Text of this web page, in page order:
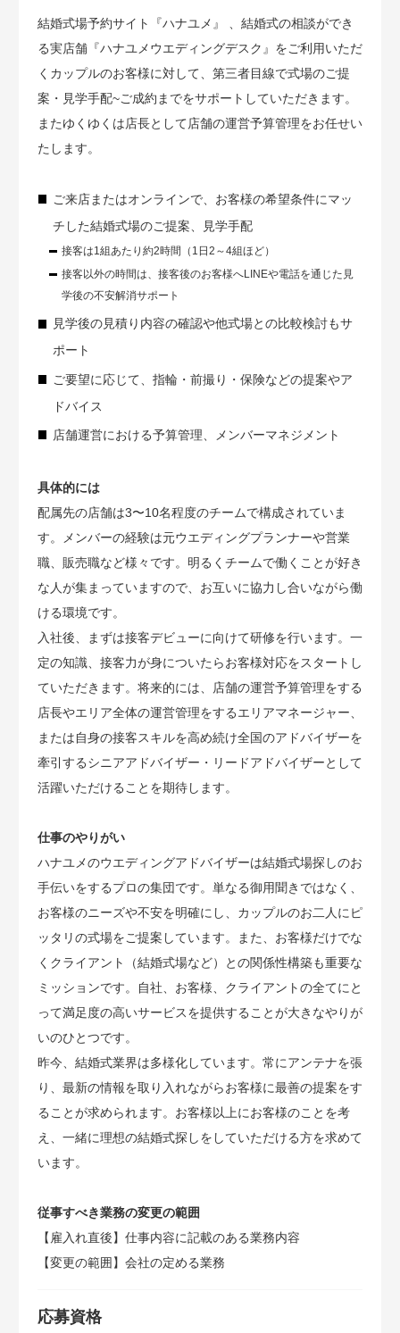
結婚式場予約サイト『ハナユメ』 、結婚式の相談ができ
る実店舗『ハナユメウエディングデスク』をご利用いただ
くカップルのお客様に対して、第三者目線で式場のご提
案・見学手配~ご成約までをサポートしていただきます。
またゆくゆくは店長として店舗の運営予算管理をお任せい
たします。
ご来店またはオンラインで、お客様の希望条件にマッ
チした結婚式場のご提案、見学手配
接客は1組あたり約2時間（1日2～4組ほど）
接客以外の時間は、接客後のお客様へLINEや電話を通じた見
学後の不安解消サポート
見学後の見積り内容の確認や他式場との比較検討もサ
ポート
ご要望に応じて、指輪・前撮り・保険などの提案やア
ドバイス
店舗運営における予算管理、メンバーマネジメント
具体的には
配属先の店舗は3〜10名程度のチームで構成されていま
す。メンバーの経験は元ウエディングプランナーや営業
職、販売職など様々です。明るくチームで働くことが好き
な人が集まっていますので、お互いに協力し合いながら働
ける環境です。
入社後、まずは接客デビューに向けて研修を行います。一
定の知識、接客力が身についたらお客様対応をスタートし
ていただきます。将来的には、店舗の運営予算管理をする
店長やエリア全体の運営管理をするエリアマネージャー、
または自身の接客スキルを高め続け全国のアドバイザーを
牽引するシニアアドバイザー・リードアドバイザーとして
活躍いただけることを期待します。
仕事のやりがい
ハナユメのウエディングアドバイザーは結婚式場探しのお
手伝いをするプロの集団です。単なる御用聞きではなく、
お客様のニーズや不安を明確にし、カップルのお二人にピ
ッタリの式場をご提案しています。また、お客様だけでな
くクライアント（結婚式場など）との関係性構築も重要な
ミッションです。自社、お客様、クライアントの全てにと
って満足度の高いサービスを提供することが大きなやりが
いのひとつです。
昨今、結婚式業界は多様化しています。常にアンテナを張
り、最新の情報を取り入れながらお客様に最善の提案をす
ることが求められます。お客様以上にお客様のことを考
え、一緒に理想の結婚式探しをしていただける方を求めて
います。
従事すべき業務の変更の範囲
【雇入れ直後】仕事内容に記載のある業務内容
【変更の範囲】会社の定める業務
応募資格